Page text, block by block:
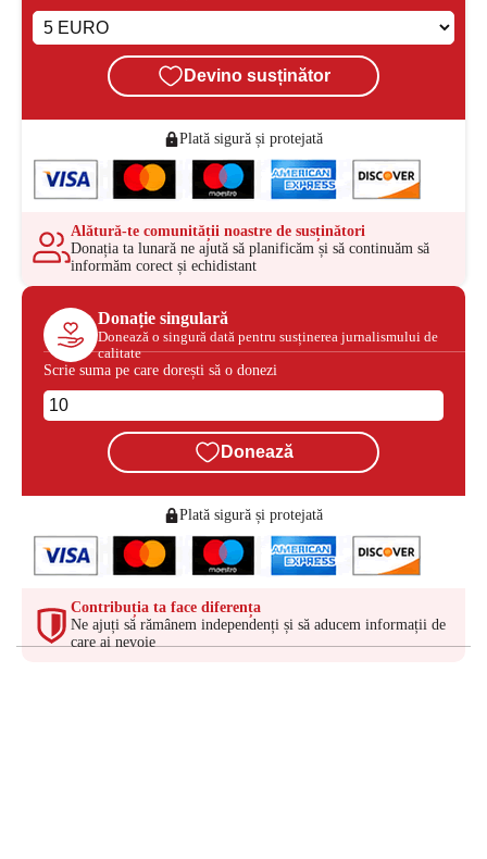
Devino susținător
Plată sigură și protejată
Alătură-te comunității noastre de susținători
Donația ta lunară ne ajută să planificăm și să continuăm să
informăm corect și echidistant
Donație singulară
Donează o singură dată pentru susținerea jurnalismului de
calitate
Scrie suma pe care dorești să o donezi
Donează
Plată sigură și protejată
Contribuția ta face diferența
Ne ajuți să rămânem independenți și să aducem informații de
care ai nevoie